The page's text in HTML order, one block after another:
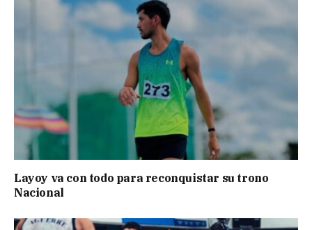
Layoy va con todo para reconquistar su trono
Nacional